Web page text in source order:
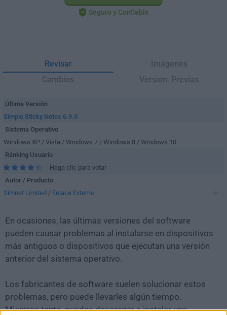
Seguro y Confiable
Revisar
Imágenes
Cambios
Version. Previas
Última Versión
Simple Sticky Notes 6.9.0
Sistema Operativo
Windows XP / Vista / Windows 7 / Windows 8 / Windows 10
Ránking Usuario
Haga clic para votar
Autor / Producto
Simnet Limited / Enlace Externo
En ocasiones, las últimas versiones del software
pueden causar problemas al instalarse en dispositivos
más antiguos o dispositivos que ejecutan una versión
anterior del sistema operativo.
Los fabricantes de software suelen solucionar estos
problemas, pero puede llevarles algún tiempo.
Mientras tanto, puedes descargar e instalar una